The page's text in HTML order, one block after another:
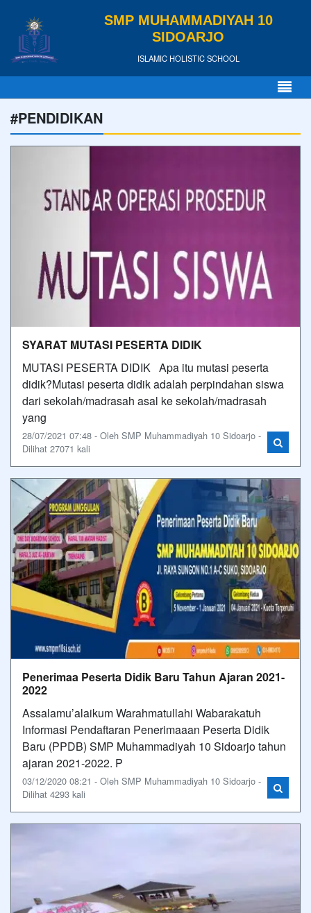
SMP MUHAMMADIYAH 10
SIDOARJO
ISLAMIC HOLISTIC SCHOOL
#PENDIDIKAN
SYARAT MUTASI PESERTA DIDIK
MUTASI PESERTA DIDIK Apa itu mutasi peserta
didik?Mutasi peserta didik adalah perpindahan siswa
dari sekolah/madrasah asal ke sekolah/madrasah
yang
28/07/2021 07:48 - Oleh SMP Muhammadiyah 10 Sidoarjo -
Dilihat 27071 kali
Penerimaa Peserta Didik Baru Tahun Ajaran 2021-
2022
Assalamu’alaikum Warahmatullahi Wabarakatuh
Informasi Pendaftaran Penerimaaan Peserta Didik
Baru (PPDB) SMP Muhammadiyah 10 Sidoarjo tahun
ajaran 2021-2022. P
03/12/2020 08:21 - Oleh SMP Muhammadiyah 10 Sidoarjo -
Dilihat 4293 kali